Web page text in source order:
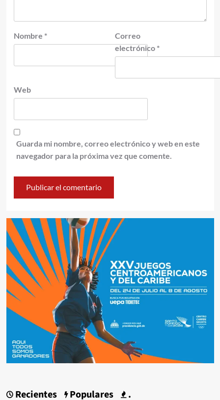
Nombre *
Correo
electrónico *
Web
Guarda mi nombre, correo electrónico y web en este
navegador para la próxima vez que comente.
Recientes Populares .